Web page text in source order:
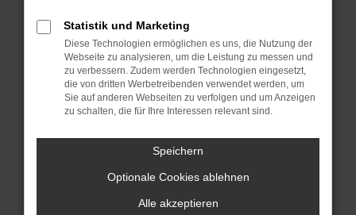
Betriebssystem auf dem neuesten Stand
sind.
Veraltete Software birgt nicht nur ein
Sicherheitsrisiko, sondern kann auch dazu
führen, dass bestimmte Funktionen nicht mehr
unterstützt werden.
Wende dich an den Webseitenbetreiber.
Wenn du alle oben genannten Schritte versucht
hast, kontaktiere uns bitte. Wir werden
versuchen, das Problem zu beheben. Du kannst
uns diesen Text schicken, um uns bei der
Statistik und Marketing
Diese Technologien ermöglichen es uns, die Nutzung der
Webseite zu analysieren, um die Leistung zu messen und
zu verbessern. Zudem werden Technologien eingesetzt,
die von dritten Werbetreibenden verwendet werden, um
Sie auf anderen Webseiten zu verfolgen und um Anzeigen
zu schalten, die für Ihre Interessen relevant sind.
Speichern
Optionale Cookies ablehnen
Alle akzeptieren